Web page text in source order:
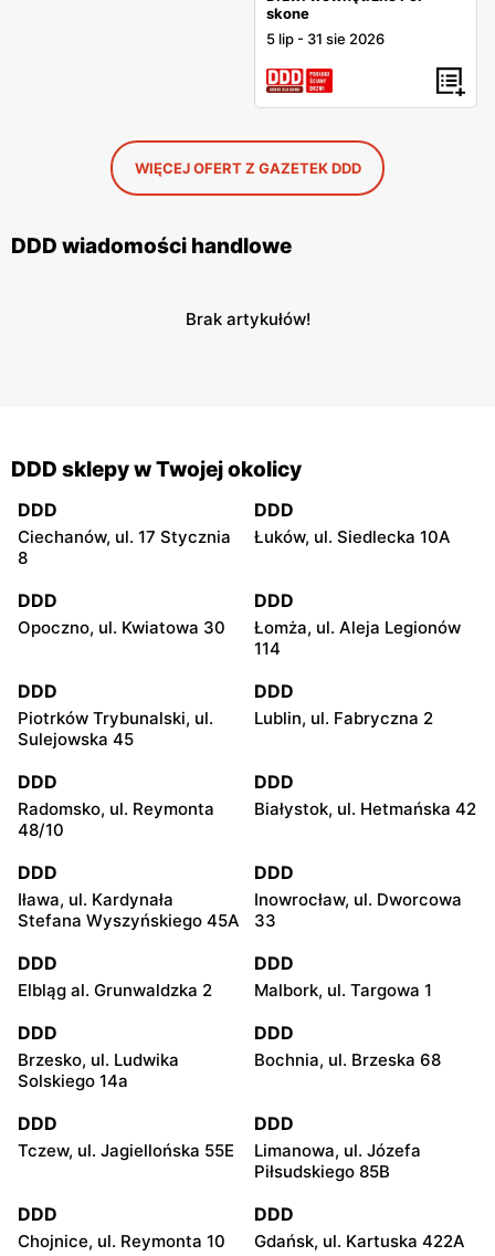
skone
5 lip - 31 sie 2026
WIĘCEJ OFERT Z GAZETEK DDD
DDD wiadomości handlowe
Brak artykułów!
DDD sklepy w Twojej okolicy
DDD
Ciechanów, ul. 17 Stycznia
8
DDD
Łuków, ul. Siedlecka 10A
DDD
Opoczno, ul. Kwiatowa 30
DDD
Łomża, ul. Aleja Legionów
114
DDD
Piotrków Trybunalski, ul.
Sulejowska 45
DDD
Lublin, ul. Fabryczna 2
DDD
Radomsko, ul. Reymonta
48/10
DDD
Białystok, ul. Hetmańska 42
DDD
Iława, ul. Kardynała
Stefana Wyszyńskiego 45A
DDD
Inowrocław, ul. Dworcowa
33
DDD
Elbląg al. Grunwaldzka 2
DDD
Malbork, ul. Targowa 1
DDD
Brzesko, ul. Ludwika
Solskiego 14a
DDD
Bochnia, ul. Brzeska 68
DDD
Tczew, ul. Jagiellońska 55E
DDD
Limanowa, ul. Józefa
Piłsudskiego 85B
DDD
Chojnice, ul. Reymonta 10
DDD
Gdańsk, ul. Kartuska 422A